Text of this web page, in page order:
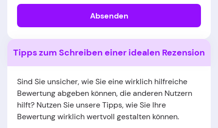
Absenden
Tipps zum Schreiben einer idealen Rezension
Sind Sie unsicher, wie Sie eine wirklich hilfreiche
Bewertung abgeben können, die anderen Nutzern
hilft? Nutzen Sie unsere Tipps, wie Sie Ihre
Bewertung wirklich wertvoll gestalten können.